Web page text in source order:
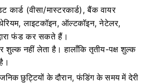
(वीसा/मास्टरकार्ड), बैंक वायर
लाइटकॉइन, ऑल्टकॉइन, नेटेलर,
फंड कर सकते हैं।
शुल्क नहीं लेता है।हालाँकि तृतीय-पक्ष शुल्क
छुट्टियों के दौरान, फंडिंग के समय में देरी